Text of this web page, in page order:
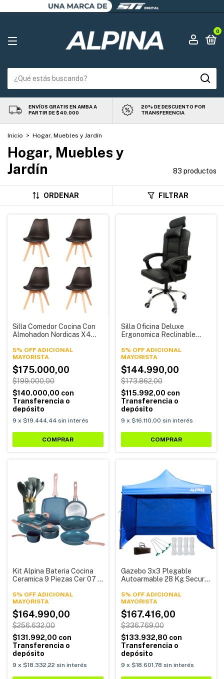
0
ENVÍOS GRATIS EN AMBA A
PARTIR DE $40.000
20% DE DESCUENTO POR
TRANSFERENCIA
Inicio > Hogar, Muebles y Jardín
Hogar, Muebles y
Jardín
83 productos
ORDENAR FILTRAR
Silla Comedor Cocina Con
Almohadon Nordicas X4
Alpina
5% OFF ADICIONAL
$175.000,00
$199.000,00
$140.000,00 con
Transferencia o
depósito
9 x $19.444,44 sin interés
COMPRAR
Silla Oficina Deluxe
Ergonomica Reclinable
5% OFF ADICIONAL
$144.990,00
$173.862,00
$115.992,00 con
Transferencia o
depósito
9 x $16.110,00 sin interés
COMPRAR
Kit Alpina Bateria Cocina
Ceramica 9 Piezas Cer 07 +
5% OFF ADICIONAL
$164.990,00
$256.632,00
$131.992,00 con
Transferencia o
depósito
9 x $18.332,22 sin interés
Gazebo 3x3 Plegable
Autoarmable 28 Kg Secure
5% OFF ADICIONAL
$167.416,00
$336.769,00
$133.932,80 con
Transferencia o
depósito
9 x $18.601,78 sin interés